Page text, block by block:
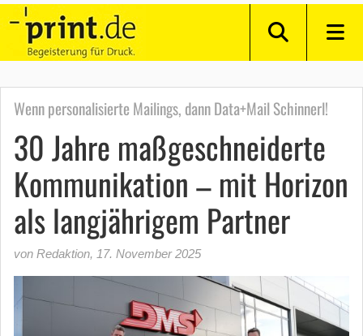
Wenn personalisierte Mailings, dann Data+Mail Schinnerl!
30 Jahre maßgeschneiderte
Kommunikation – mit Horizon
als langjährigem Partner
von Redaktion, 17. November 2025